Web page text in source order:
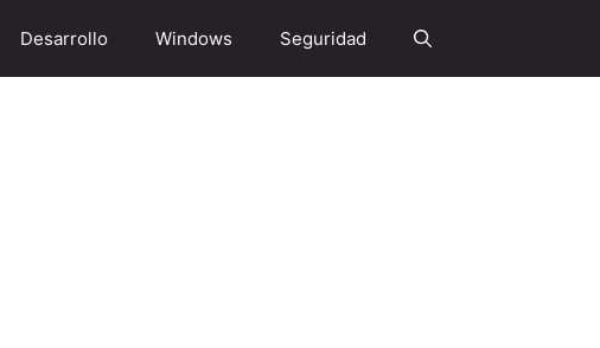
Desarrollo Windows Seguridad